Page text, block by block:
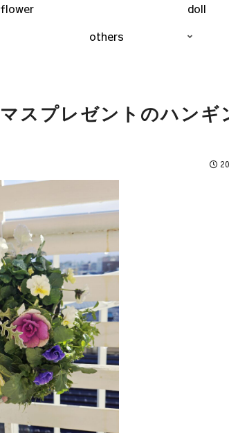
flower doll
others
スプレゼントのハンギ